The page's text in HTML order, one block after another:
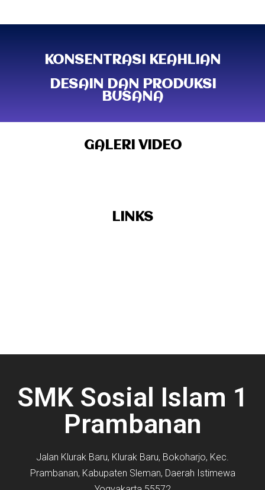
KONSENTRASI KEAHLIAN
DESAIN DAN PRODUKSI
BUSANA
GALERI VIDEO
LINKS
SMK Sosial Islam 1
Prambanan
Jalan Klurak Baru, Klurak Baru, Bokoharjo, Kec.
Prambanan, Kabupaten Sleman, Daerah Istimewa